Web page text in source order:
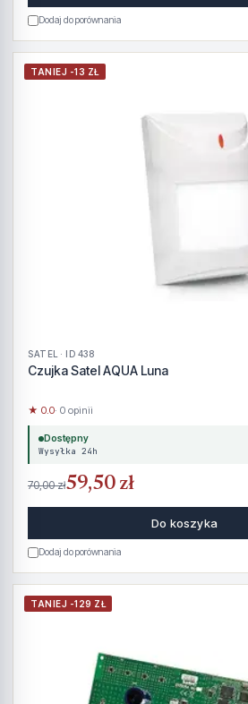
Dodaj do porównania
TANIEJ -13 ZŁ
SATEL · ID 438
Czujka Satel AQUA Luna
★ 0.0· 0 opinii
Dostępny
Wysyłka 24h
70,00 zł59,50 zł
Do koszyka
Dodaj do porównania
TANIEJ -129 ZŁ